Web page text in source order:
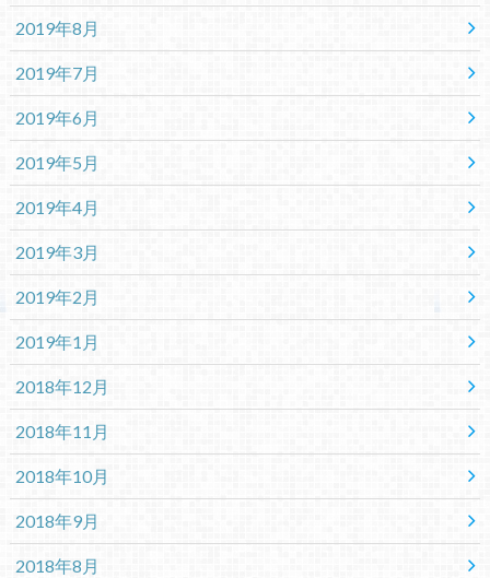
2019年8月
2019年7月
2019年6月
2019年5月
2019年4月
2019年3月
2019年2月
2019年1月
2018年12月
2018年11月
2018年10月
2018年9月
2018年8月